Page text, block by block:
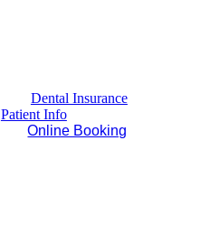
Dental Insurance
Patient Info
Online Booking